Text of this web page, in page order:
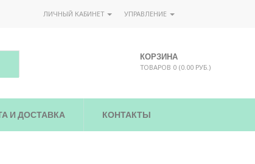
ЛИЧНЫЙ КАБИНЕТ УПРАВЛЕНИЕ
КОРЗИНА
ТОВАРОВ 0 (0.00 РУБ.)
И ДОСТАВКА КОНТАКТЫ